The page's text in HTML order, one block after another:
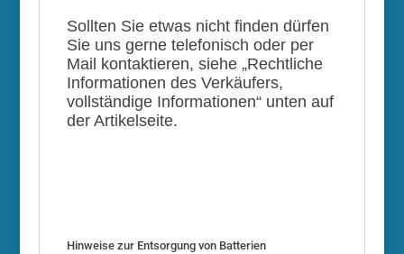
Sollten Sie etwas nicht finden dürfen
Sie uns gerne telefonisch oder per
Mail kontaktieren, siehe „Rechtliche
Informationen des Verkäufers,
vollständige Informationen“ unten auf
der Artikelseite.
Hinweise zur Entsorgung von Batterien